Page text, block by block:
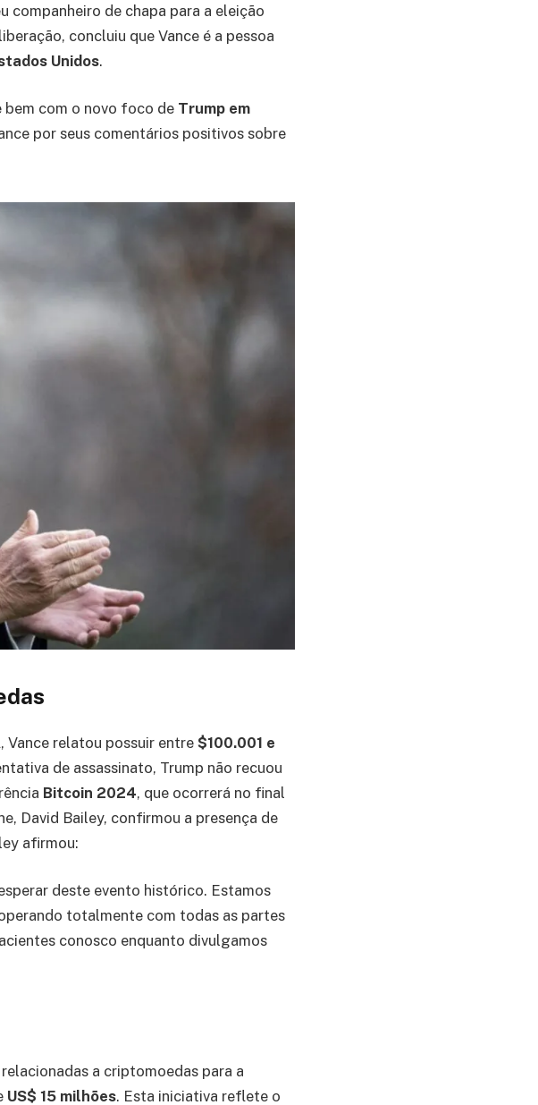
companheiro de chapa para a eleição
concluiu que Vance é a pessoa
Unidos.
bem com o novo foco de Trump em
por seus comentários positivos sobre
, Vance relatou possuir entre $100.001 e
de assassinato, Trump não recuou
Bitcoin 2024, que ocorrerá no final
David Bailey, confirmou a presença de
afirmou:
deste evento histórico. Estamos
totalmente com todas as partes
conosco enquanto divulgamos
a criptomoedas para a
US$ 15 milhões. Esta iniciativa reflete o